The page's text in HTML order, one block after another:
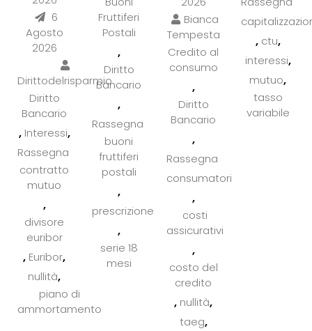
6
Agosto
2026
Dirittodelrisparmio
Diritto
Bancario
, Interessi,
Rassegna
contratto
mutuo
,
divisore
euribor
, Euribor,
nullità,
piano di
ammortamento
Fruttiferi
Postali
,
Diritto
Bancario
,
Rassegna
buoni
fruttiferi
postali
,
prescrizione
,
serie 18
mesi
Bianca
Tempesta
Credito al
consumo
,
Diritto
Bancario
,
Rassegna
consumatori
,
costi
assicurativi
,
costo del
credito
, nullità,
taeg,
, ctu,
interessi,
mutuo,
tasso
variabile